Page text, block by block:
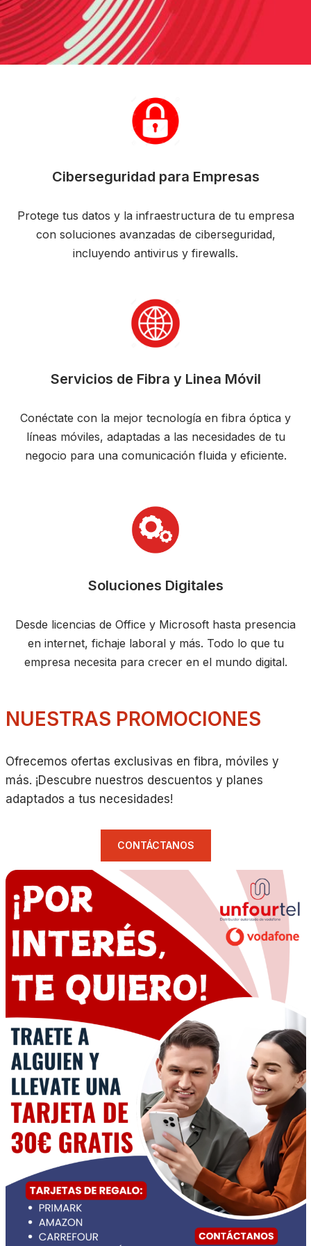
Ciberseguridad para Empresas
Protege tus datos y la infraestructura de tu empresa
con soluciones avanzadas de ciberseguridad,
incluyendo antivirus y firewalls.
Servicios de Fibra y Linea Móvil
Conéctate con la mejor tecnología en fibra óptica y
líneas móviles, adaptadas a las necesidades de tu
negocio para una comunicación fluida y eficiente.
Soluciones Digitales
Desde licencias de Office y Microsoft hasta presencia
en internet, fichaje laboral y más. Todo lo que tu
empresa necesita para crecer en el mundo digital.
NUESTRAS PROMOCIONES
Ofrecemos ofertas exclusivas en fibra, móviles y
más. ¡Descubre nuestros descuentos y planes
adaptados a tus necesidades!
CONTÁCTANOS